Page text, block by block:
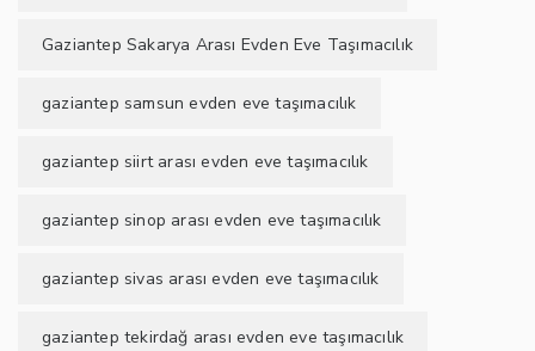
Gaziantep Sakarya Arası Evden Eve Taşımacılık
gaziantep samsun evden eve taşımacılık
gaziantep siirt arası evden eve taşımacılık
gaziantep sinop arası evden eve taşımacılık
gaziantep sivas arası evden eve taşımacılık
gaziantep tekirdağ arası evden eve taşımacılık